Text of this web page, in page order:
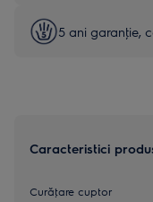
5 ani garanţie,
Caracteristici
Curăţare cuptor